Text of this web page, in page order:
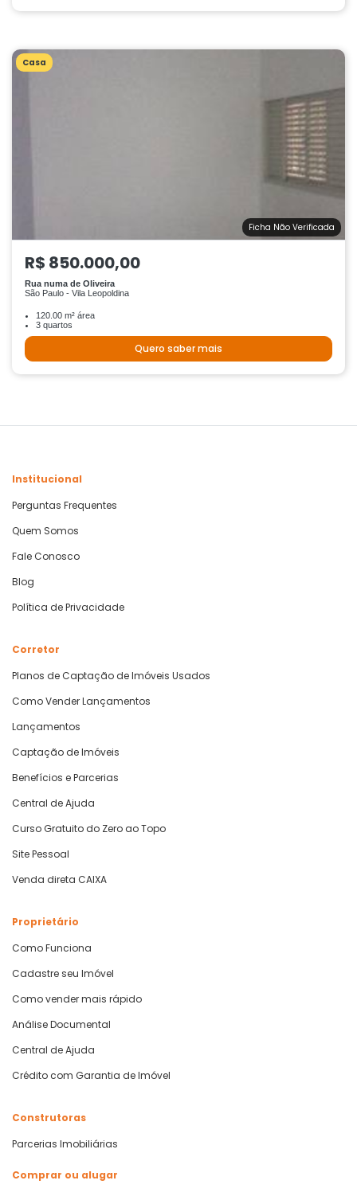
Casa
Ficha Não Verificada
R$ 850.000,00
Rua numa de Oliveira
São Paulo - Vila Leopoldina
120.00 m² área
3 quartos
Quero saber mais
Institucional
Perguntas Frequentes
Quem Somos
Fale Conosco
Blog
Política de Privacidade
Corretor
Planos de Captação de Imóveis Usados
Como Vender Lançamentos
Lançamentos
Captação de Imóveis
Benefícios e Parcerias
Central de Ajuda
Curso Gratuito do Zero ao Topo
Site Pessoal
Venda direta CAIXA
Proprietário
Como Funciona
Cadastre seu Imóvel
Como vender mais rápido
Análise Documental
Central de Ajuda
Crédito com Garantia de Imóvel
Construtoras
Parcerias Imobiliárias
Comprar ou alugar